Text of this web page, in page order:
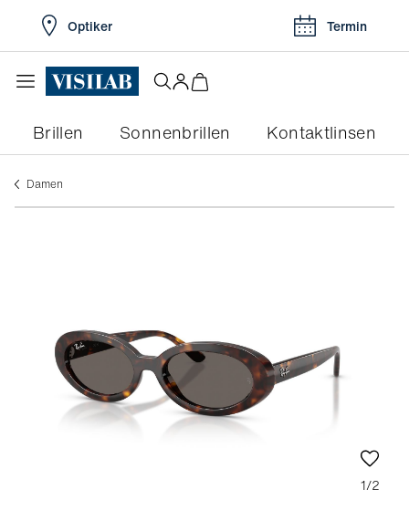
Optiker Termin
Brillen Sonnenbrillen Kontaktlinsen
damen
1/2